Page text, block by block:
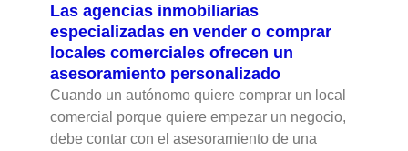
Las agencias inmobiliarias
especializadas en vender o comprar
locales comerciales ofrecen un
asesoramiento personalizado
Cuando un autónomo quiere comprar un local
comercial porque quiere empezar un negocio,
debe contar con el asesoramiento de una